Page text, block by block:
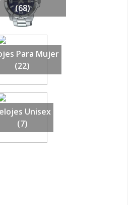
(68)
Para Mujer
(22)
Unisex
(7)